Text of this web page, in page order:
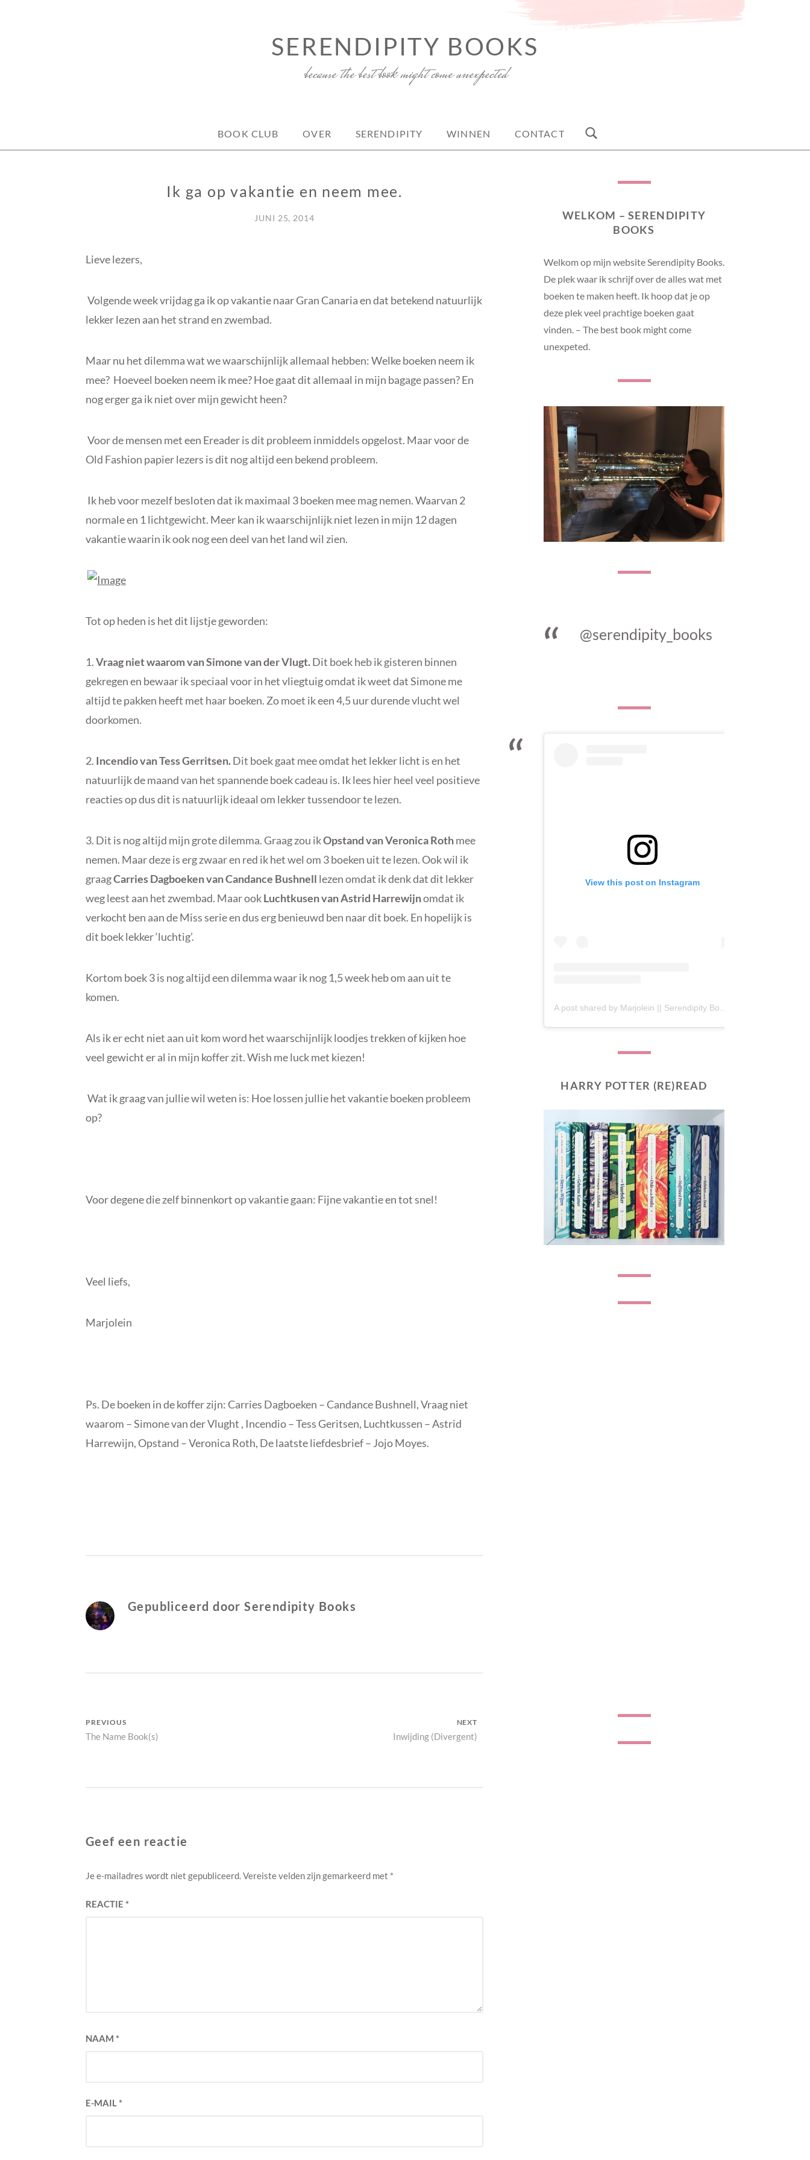
SERENDIPITY BOOKS
because the best book might come unexpected
BOOK CLUB OVER SERENDIPITY WINNEN CONTACT
Ik ga op vakantie en neem mee.
JUNI 25, 2014
Lieve lezers,
Volgende week vrijdag ga ik op vakantie naar Gran Canaria en dat betekend natuurlijk
lekker lezen aan het strand en zwembad.
Maar nu het dilemma wat we waarschijnlijk allemaal hebben: Welke boeken neem ik
mee? Hoeveel boeken neem ik mee? Hoe gaat dit allemaal in mijn bagage passen? En
nog erger ga ik niet over mijn gewicht heen?
Voor de mensen met een Ereader is dit probleem inmiddels opgelost. Maar voor de
Old Fashion papier lezers is dit nog altijd een bekend probleem.
Ik heb voor mezelf besloten dat ik maximaal 3 boeken mee mag nemen. Waarvan 2
normale en 1 lichtgewicht. Meer kan ik waarschijnlijk niet lezen in mijn 12 dagen
vakantie waarin ik ook nog een deel van het land wil zien.
Tot op heden is het dit lijstje geworden:
1.Vraag niet waarom van Simone van der Vlugt.Dit boek heb ik gisteren binnen
gekregen en bewaar ik speciaal voor in het vliegtuig omdat ik weet dat Simone me
altijd te pakken heeft met haar boeken. Zo moet ik een 4,5 uur durende vlucht wel
doorkomen.
2. Incendio van Tess Gerritsen.Dit boek gaat mee omdat het lekker licht is en het
natuurlijk de maand van het spannende boek cadeau is. Ik lees hier heel veel positieve
reacties op dus dit is natuurlijk ideaal om lekker tussendoor te lezen.
3. Dit is nog altijd mijn grote dilemma. Graag zou ikOpstand van Veronica Rothmee
nemen. Maar deze is erg zwaar en red ik het wel om 3 boeken uit te lezen. Ook wil ik
graagCarries DagboekenvanCandance Bushnell lezen omdat ik denk dat dit lekker
weg leest aan het zwembad. Maar ookLuchtkusen van Astrid Harrewijnomdat ik
verkocht ben aan de Miss serie en dus erg benieuwd ben naar dit boek. En hopelijk is
dit boek lekker ‘luchtig’.
Kortom boek 3 is nog altijd een dilemma waar ik nog 1,5 week heb om aan uit te
komen.
Als ik er echt niet aan uit kom word het waarschijnlijk loodjes trekken of kijken hoe
veel gewicht er al in mijn koffer zit. Wish me luck met kiezen!
Wat ik graag van jullie wil weten is: Hoe lossen jullie het vakantie boeken probleem
op?
Voor degene die zelf binnenkort op vakantie gaan: Fijne vakantie en tot snel!
Veel liefs,
Marjolein
Ps. De boeken in de koffer zijn: Carries Dagboeken – Candance Bushnell, Vraag niet
waarom – Simone van der Vlught , Incendio – Tess Geritsen, Luchtkussen – Astrid
Harrewijn, Opstand – Veronica Roth, De laatste liefdesbrief – Jojo Moyes.
D
I
K
S
A
T
Gepubliceerd doorSerendipity Books
Bericht
navigatie
PREVIOUS
Previous
The Name Book(s)
NEXT
Inwijding (Divergent)
Geef een reactie
Je e-mailadres wordt niet gepubliceerd.Vereiste velden zijn gemarkeerd met *
REACTIE *
NAAM *
E-MAIL*
WELKOM – SERENDIPITY
BOOKS
Welkom op mijn website Serendipity Books.
De plek waar ik schrijf over de alles wat met
boeken te maken heeft. Ik hoop dat je op
deze plek veel prachtige boeken gaat
vinden. – The best book might come
unexpeted.
@serendipity_books
View this post on Instagram
HARRY POTTER (RE)READ